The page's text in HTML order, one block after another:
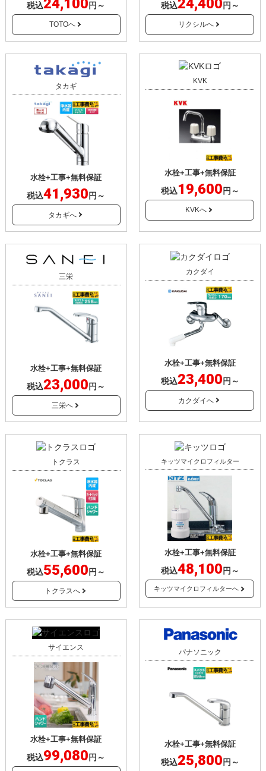
税込24,100 円～
TOTOへ
税込24,400 円～
リクシルへ
タカギ
水栓+工事+無料保証
税込41,930 円～
タカギへ
KVK
水栓+工事+無料保証
税込19,600 円～
KVKへ
三栄
水栓+工事+無料保証
税込23,000 円～
三栄へ
カクダイ
水栓+工事+無料保証
税込23,400 円～
カクダイへ
トクラス
水栓+工事+無料保証
税込55,600 円～
トクラスへ
キッツマイクロフィルター
水栓+工事+無料保証
税込48,100 円～
キッツマイクロフィルターへ
サイエンス
水栓+工事+無料保証
税込99,080 円～
パナソニック
水栓+工事+無料保証
税込25,800 円～